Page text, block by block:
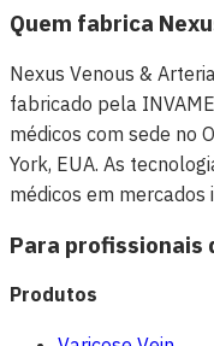
Quem fabrica
Nexus Venous &
fabricado pela
médicos com sede no
York, EUA. As
médicos em mercados
Para profissionais
Produtos